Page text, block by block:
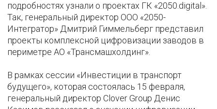
подробностях узнали о проектах ГК «2050.digital».
Так, генеральный директор ООО «2050-
Интегратор» Дмитрий Гиммельберг представил
проекты комплексной цифровизации заводов в
периметре АО «Трансмашхолдинг».
В рамках сессии «Инвестиции в транспорт
будущего», которая состоялась 15 февраля,
генеральный директор Clover Group Денис